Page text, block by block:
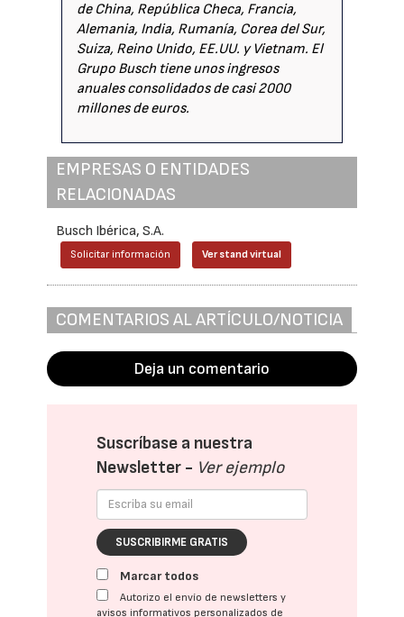
de China, República Checa, Francia,
Alemania, India, Rumanía, Corea del Sur,
Suiza, Reino Unido, EE.UU. y Vietnam. El
Grupo Busch tiene unos ingresos
anuales consolidados de casi 2000
millones de euros.
EMPRESAS O ENTIDADES
RELACIONADAS
Busch Ibérica, S.A.
Solicitar información Ver stand virtual
COMENTARIOS AL ARTÍCULO/NOTICIA
Deja un comentario
Suscríbase a nuestra
Newsletter - Ver ejemplo
SUSCRIBIRME GRATIS
Marcar todos
Autorizo el envío de newsletters y
avisos informativos personalizados de